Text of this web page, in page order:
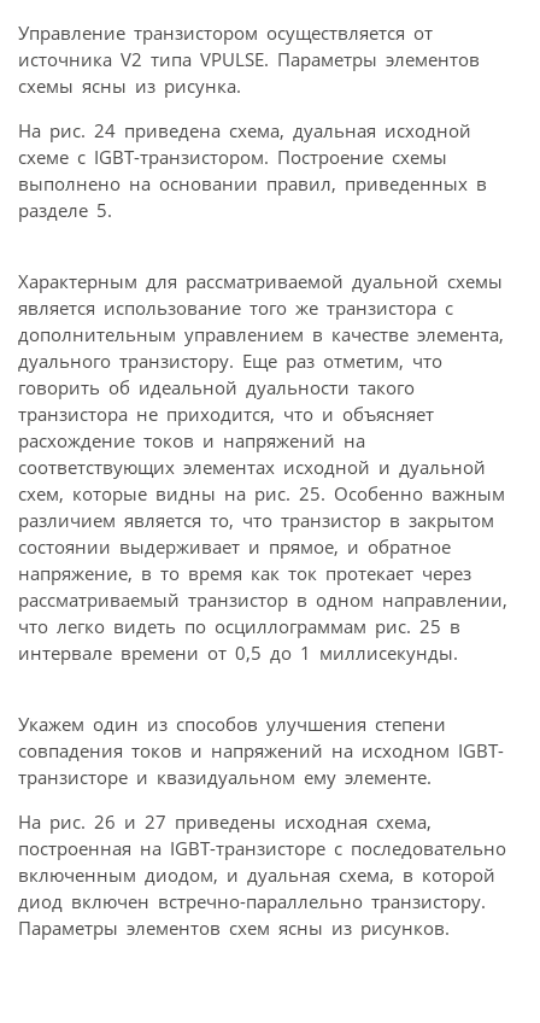
Управление транзистором осуществляется от
источника V2 типа VPULSE. Параметры элементов
схемы ясны из рисунка.
На рис. 24 приведена схема, дуальная исходной
схеме с IGBT-транзистором. Построение схемы
выполнено на основании правил, приведенных в
разделе 5.
Характерным для рассматриваемой дуальной схемы
является использование того же транзистора с
дополнительным управлением в качестве элемента,
дуального транзистору. Еще раз отметим, что
говорить об идеальной дуальности такого
транзистора не приходится, что и объясняет
расхождение токов и напряжений на
соответствующих элементах исходной и дуальной
схем, которые видны на рис. 25. Особенно важным
различием является то, что транзистор в закрытом
состоянии выдерживает и прямое, и обратное
напряжение, в то время как ток протекает через
рассматриваемый транзистор в одном направлении,
что легко видеть по осциллограммам рис. 25 в
интервале времени от 0,5 до 1 миллисекунды.
Укажем один из способов улучшения степени
совпадения токов и напряжений на исходном IGBT-
транзисторе и квазидуальном ему элементе.
На рис. 26 и 27 приведены исходная схема,
построенная на IGBT-транзисторе с последовательно
включенным диодом, и дуальная схема, в которой
диод включен встречно-параллельно транзистору.
Параметры элементов схем ясны из рисунков.